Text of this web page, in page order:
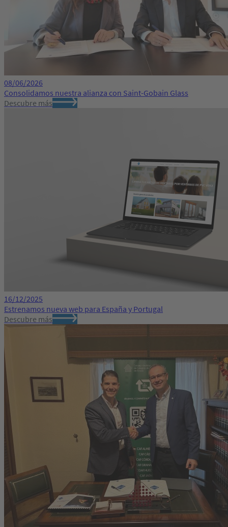
08/06/2026
Consolidamos nuestra alianza con Saint-Gobain Glass
Descubre más
16/12/2025
Estrenamos nueva web para España y Portugal
Descubre más